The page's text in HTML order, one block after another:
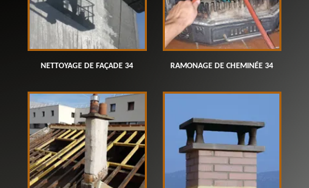
NETTOYAGE DE FAÇADE 34 RAMONAGE DE CHEMINÉE 34